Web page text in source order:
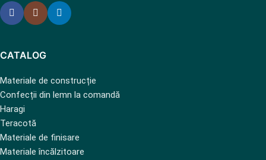
CATALOG
Materiale de construcție
Confecții din lemn la comandă
Haragi
Teracotă
Materiale de finisare
Materiale încălzitoare